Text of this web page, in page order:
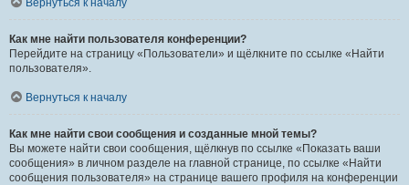
Вернуться к началу
Как мне найти пользователя конференции?
Перейдите на страницу «Пользователи» и щёлкните по ссылке «Найти
пользователя».
Вернуться к началу
Как мне найти свои сообщения и созданные мной темы?
Вы можете найти свои сообщения, щёлкнув по ссылке «Показать ваши
сообщения» в личном разделе на главной странице, по ссылке «Найти
сообщения пользователя» на странице вашего профиля на конференции